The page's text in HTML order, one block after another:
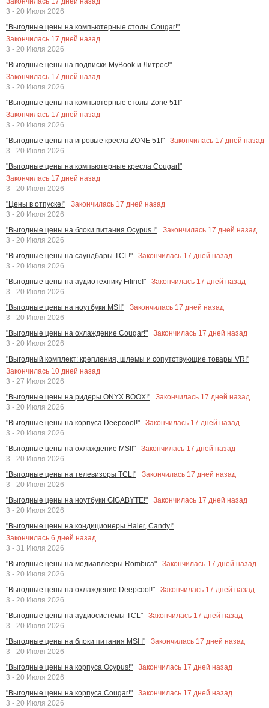
3 - 20 Июля 2026
"Выгодные цены на компьютерные столы Cougar!"
Закончилась 17 дней назад
3 - 20 Июля 2026
"Выгодные цены на подписки MyBook и Литрес!"
Закончилась 17 дней назад
3 - 20 Июля 2026
"Выгодные цены на компьютерные столы Zone 51!"
Закончилась 17 дней назад
3 - 20 Июля 2026
"Выгодные цены на игровые кресла ZONE 51!"
Закончилась 17 дней назад
3 - 20 Июля 2026
"Выгодные цены на компьютерные кресла Cougar!"
Закончилась 17 дней назад
3 - 20 Июля 2026
"Цены в отпуске!"
Закончилась 17 дней назад
3 - 20 Июля 2026
"Выгодные цены на блоки питания Ocypus !"
Закончилась 17 дней назад
3 - 20 Июля 2026
"Выгодные цены на саундбары TCL!"
Закончилась 17 дней назад
3 - 20 Июля 2026
"Выгодные цены на аудиотехнику Fifine!"
Закончилась 17 дней назад
3 - 20 Июля 2026
"Выгодные цены на ноутбуки MSI!"
Закончилась 17 дней назад
3 - 20 Июля 2026
"Выгодные цены на охлаждение Cougar!"
Закончилась 17 дней назад
3 - 20 Июля 2026
"Выгодный комплект: крепления, шлемы и сопутствующие товары VR!"
Закончилась 10 дней назад
3 - 27 Июля 2026
"Выгодные цены на ридеры ONYX BOOX!"
Закончилась 17 дней назад
3 - 20 Июля 2026
"Выгодные цены на корпуса Deepcool!"
Закончилась 17 дней назад
3 - 20 Июля 2026
"Выгодные цены на охлаждение MSI!"
Закончилась 17 дней назад
3 - 20 Июля 2026
"Выгодные цены на телевизоры TCL!"
Закончилась 17 дней назад
3 - 20 Июля 2026
"Выгодные цены на ноутбуки GIGABYTE!"
Закончилась 17 дней назад
3 - 20 Июля 2026
"Выгодные цены на кондиционеры Haier, Candy!"
Закончилась 6 дней назад
3 - 31 Июля 2026
"Выгодные цены на медиаплееры Rombica"
Закончилась 17 дней назад
3 - 20 Июля 2026
"Выгодные цены на охлаждение Deepcool!"
Закончилась 17 дней назад
3 - 20 Июля 2026
"Выгодные цены на аудиосистемы TCL"
Закончилась 17 дней назад
3 - 20 Июля 2026
"Выгодные цены на блоки питания MSI !"
Закончилась 17 дней назад
3 - 20 Июля 2026
"Выгодные цены на корпуса Ocypus!"
Закончилась 17 дней назад
3 - 20 Июля 2026
"Выгодные цены на корпуса Cougar!"
Закончилась 17 дней назад
3 - 20 Июля 2026